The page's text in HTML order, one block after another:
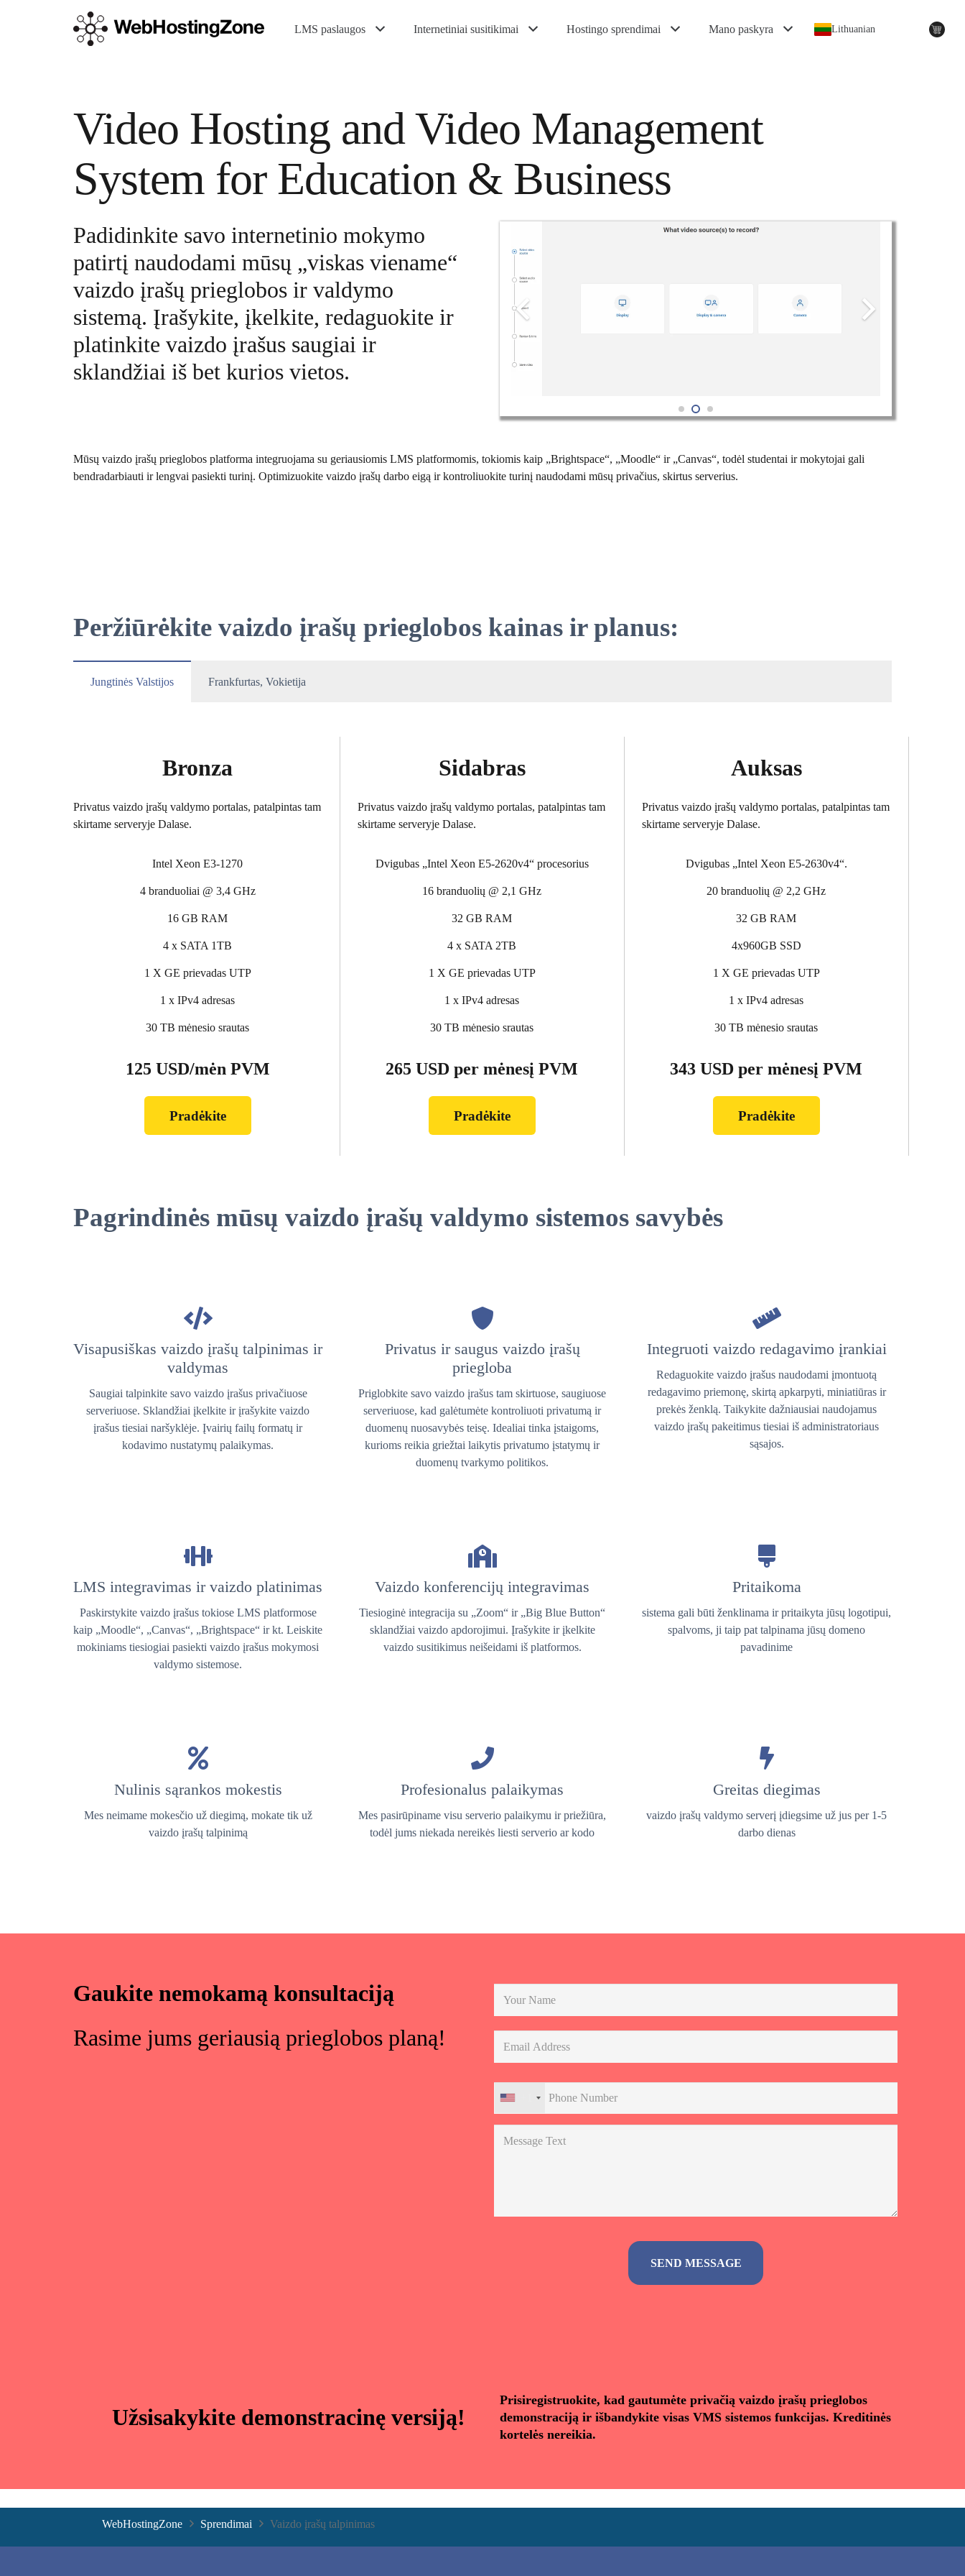
LMS paslaugos Internetiniai susitikimai Hostingo sprendimai Mano paskyra Lithuanian
Video Hosting and Video Management
System for Education & Business
Padidinkite savo internetinio mokymo
patirtį naudodami mūsų „viskas viename“
vaizdo įrašų prieglobos ir valdymo
sistemą. Įrašykite, įkelkite, redaguokite ir
platinkite vaizdo įrašus saugiai ir
sklandžiai iš bet kurios vietos.
Mūsų vaizdo įrašų prieglobos platforma integruojama su geriausiomis LMS platformomis, tokiomis kaip „Brightspace“, „Moodle“ ir „Canvas“, todėl studentai ir mokytojai gali
bendradarbiauti ir lengvai pasiekti turinį. Optimizuokite vaizdo įrašų darbo eigą ir kontroliuokite turinį naudodami mūsų privačius, skirtus serverius.
Peržiūrėkite vaizdo įrašų prieglobos kainas ir planus:
Jungtinės Valstijos Frankfurtas, Vokietija
Bronza
Privatus vaizdo įrašų valdymo portalas, patalpintas tam
skirtame serveryje Dalase.
Intel Xeon E3-1270
4 branduoliai @ 3,4 GHz
16 GB RAM
4 x SATA 1TB
1 X GE prievadas UTP
1 x IPv4 adresas
30 TB mėnesio srautas
125 USD/mėn PVM
Pradėkite
Sidabras
Privatus vaizdo įrašų valdymo portalas, patalpintas tam
skirtame serveryje Dalase.
Dvigubas „Intel Xeon E5-2620v4“ procesorius
16 branduolių @ 2,1 GHz
32 GB RAM
4 x SATA 2TB
1 X GE prievadas UTP
1 x IPv4 adresas
30 TB mėnesio srautas
265 USD per mėnesį PVM
Pradėkite
Auksas
Privatus vaizdo įrašų valdymo portalas, patalpintas tam
skirtame serveryje Dalase.
Dvigubas „Intel Xeon E5-2630v4“.
20 branduolių @ 2,2 GHz
32 GB RAM
4x960GB SSD
1 X GE prievadas UTP
1 x IPv4 adresas
30 TB mėnesio srautas
343 USD per mėnesį PVM
Pradėkite
Pagrindinės mūsų vaizdo įrašų valdymo sistemos savybės
Visapusiškas vaizdo įrašų talpinimas ir
valdymas
Saugiai talpinkite savo vaizdo įrašus privačiuose
serveriuose. Sklandžiai įkelkite ir įrašykite vaizdo
įrašus tiesiai naršyklėje. Įvairių failų formatų ir
kodavimo nustatymų palaikymas.
Privatus ir saugus vaizdo įrašų
priegloba
Priglobkite savo vaizdo įrašus tam skirtuose, saugiuose
serveriuose, kad galėtumėte kontroliuoti privatumą ir
duomenų nuosavybės teisę. Idealiai tinka įstaigoms,
kurioms reikia griežtai laikytis privatumo įstatymų ir
duomenų tvarkymo politikos.
Integruoti vaizdo redagavimo įrankiai
Redaguokite vaizdo įrašus naudodami įmontuotą
redagavimo priemonę, skirtą apkarpyti, miniatiūras ir
prekės ženklą. Taikykite dažniausiai naudojamus
vaizdo įrašų pakeitimus tiesiai iš administratoriaus
sąsajos.
LMS integravimas ir vaizdo platinimas
Paskirstykite vaizdo įrašus tokiose LMS platformose
kaip „Moodle“, „Canvas“, „Brightspace“ ir kt. Leiskite
mokiniams tiesiogiai pasiekti vaizdo įrašus mokymosi
valdymo sistemose.
Vaizdo konferencijų integravimas
Tiesioginė integracija su „Zoom“ ir „Big Blue Button“
sklandžiai vaizdo apdorojimui. Įrašykite ir įkelkite
vaizdo susitikimus neišeidami iš platformos.
Pritaikoma
sistema gali būti ženklinama ir pritaikyta jūsų logotipui,
spalvoms, ji taip pat talpinama jūsų domeno
pavadinime
Nulinis sąrankos mokestis
Mes neimame mokesčio už diegimą, mokate tik už
vaizdo įrašų talpinimą
Profesionalus palaikymas
Mes pasirūpiname visu serverio palaikymu ir priežiūra,
todėl jums niekada nereikės liesti serverio ar kodo
Greitas diegimas
vaizdo įrašų valdymo serverį įdiegsime už jus per 1-5
darbo dienas
Gaukite nemokamą konsultaciją
Rasime jums geriausią prieglobos planą!
Užsisakykite demonstracinę versiją!
Prisiregistruokite, kad gautumėte privačią vaizdo įrašų prieglobos
demonstraciją ir išbandykite visas VMS sistemos funkcijas. Kreditinės
kortelės nereikia.
WebHostingZone Sprendimai Vaizdo įrašų talpinimas